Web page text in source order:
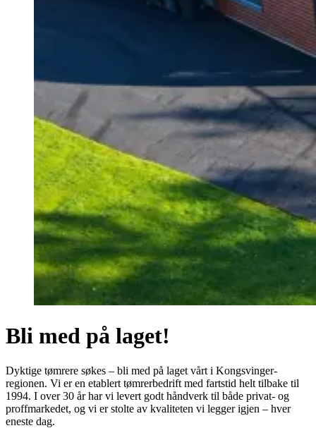
Bli med på laget!
Dyktige tømrere søkes – bli med på laget vårt i Kongsvinger-
regionen. Vi er en etablert tømrerbedrift med fartstid helt tilbake til
1994. I over 30 år har vi levert godt håndverk til både privat- og
proffmarkedet, og vi er stolte av kvaliteten vi legger igjen – hver
eneste dag.